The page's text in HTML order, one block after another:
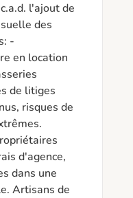
l'ajout de
des
-
en location
de litiges
risques de
d'agence,
dans une
Artisans de